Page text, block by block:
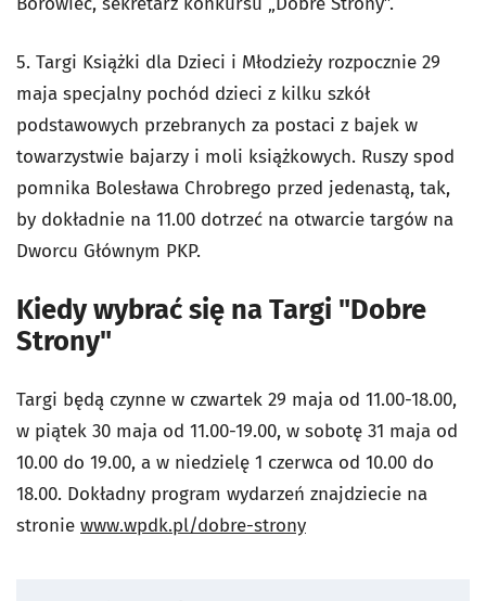
5. Targi Książki dla Dzieci i Młodzieży rozpocznie 29
maja specjalny pochód dzieci z kilku szkół
podstawowych przebranych za postaci z bajek w
towarzystwie bajarzy i moli książkowych. Ruszy spod
pomnika Bolesława Chrobrego przed jedenastą, tak,
by dokładnie na 11.00 dotrzeć na otwarcie targów na
Dworcu Głównym PKP.
Kiedy wybrać się na Targi "Dobre
Strony"
Targi będą czynne w czwartek 29 maja od 11.00-18.00,
w piątek 30 maja od 11.00-19.00, w sobotę 31 maja od
10.00 do 19.00, a w niedzielę 1 czerwca od 10.00 do
18.00. Dokładny program wydarzeń znajdziecie na
stronie www.wpdk.pl/dobre-strony